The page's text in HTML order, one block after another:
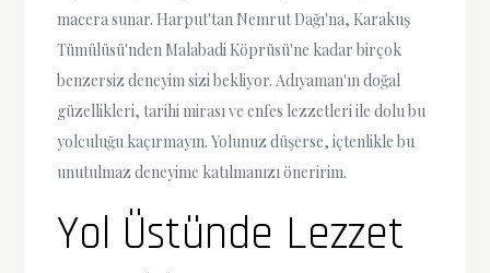
macera sunar. Harput'tan Nemrut Dağı'na, Karakuş
Tümülüsü'nden Malabadi Köprüsü'ne kadar birçok
benzersiz deneyim sizi bekliyor. Adıyaman'ın doğal
güzellikleri, tarihi mirası ve enfes lezzetleri ile dolu bu
yolculuğu kaçırmayın. Yolunuz düşerse, içtenlikle bu
unutulmaz deneyime katılmanızı öneririm.
Yol Üstünde Lezzet